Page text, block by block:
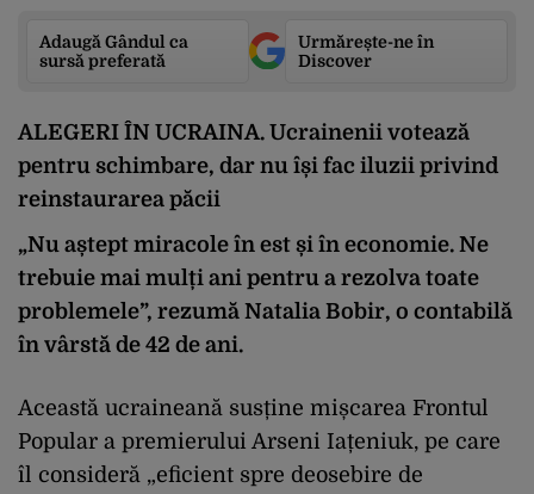
Adaugă Gândul ca
sursă preferată
Urmărește-ne în
Discover
ALEGERI ÎN UCRAINA. Ucrainenii votează
pentru schimbare, dar nu își fac iluzii privind
reinstaurarea păcii
„Nu aștept miracole în est și în economie. Ne
trebuie mai mulți ani pentru a rezolva toate
problemele”, rezumă Natalia Bobir, o contabilă
în vârstă de 42 de ani.
Această ucraineană susține mișcarea Frontul
Popular a premierului Arseni Iațeniuk, pe care
îl consideră „eficient spre deosebire de